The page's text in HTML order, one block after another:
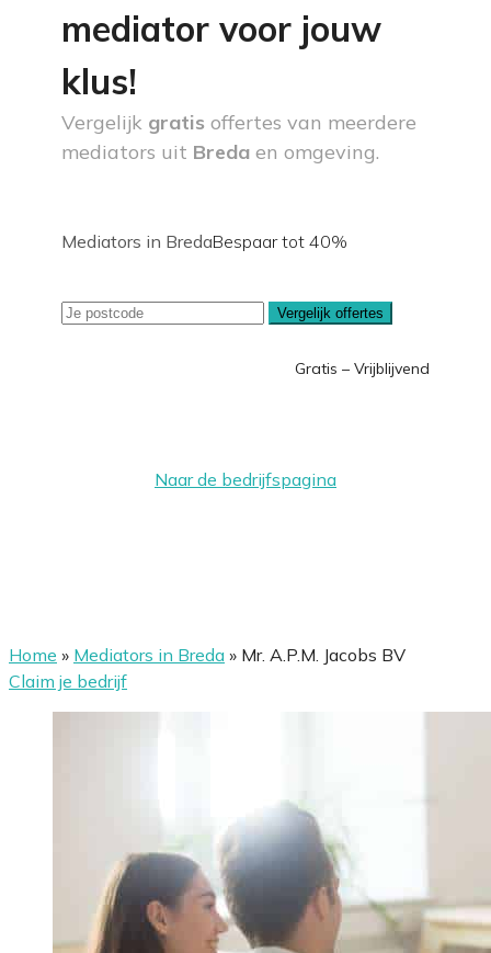
mediator voor jouw
klus!
Vergelijk gratis offertes van meerdere
mediators uit Breda en omgeving.
Mediators in BredaBespaar tot 40%
Vergelijk offertes
Gratis – Vrijblijvend
Naar de bedrijfspagina
Home » Mediators in Breda » Mr. A.P.M. Jacobs BV
Claim je bedrijf